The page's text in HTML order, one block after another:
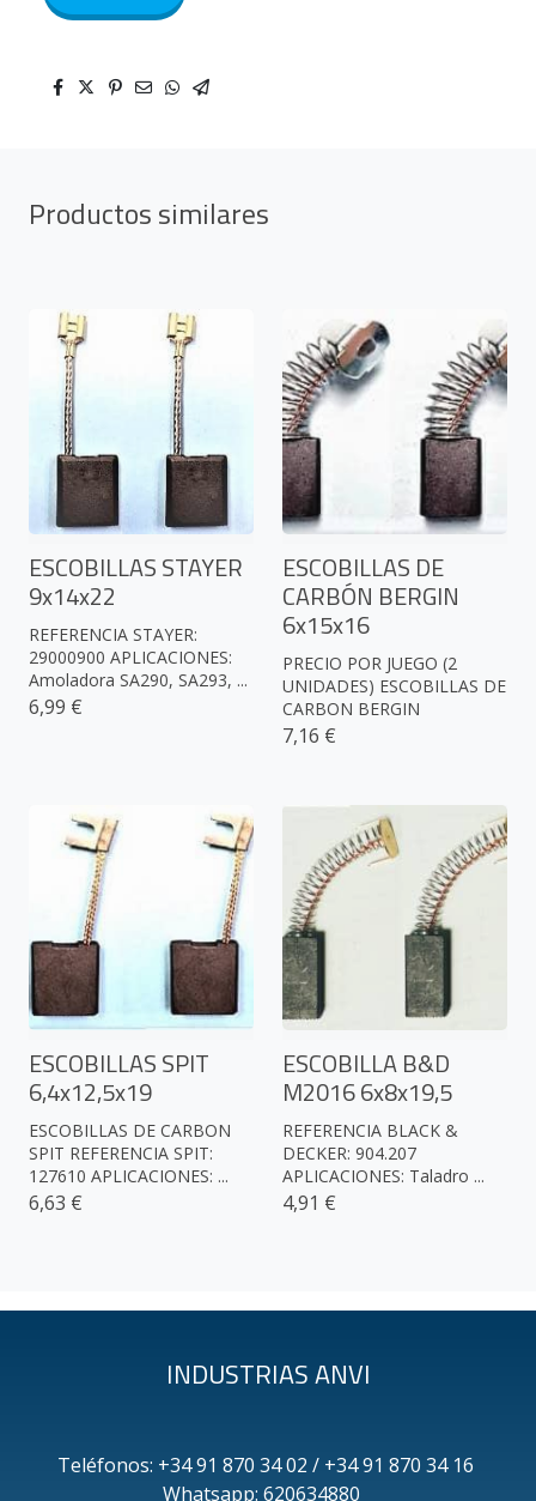
Productos similares
ESCOBILLAS STAYER
9x14x22
REFERENCIA STAYER:
29000900 APLICACIONES:
Amoladora SA290, SA293, ...
6,99 €
ESCOBILLAS DE
CARBÓN BERGIN
6x15x16
PRECIO POR JUEGO (2
UNIDADES) ESCOBILLAS DE
CARBON BERGIN
7,16 €
ESCOBILLAS SPIT
6,4x12,5x19
ESCOBILLAS DE CARBON
SPIT REFERENCIA SPIT:
127610 APLICACIONES: ...
6,63 €
ESCOBILLA B&D
M2016 6x8x19,5
REFERENCIA BLACK &
DECKER: 904.207
APLICACIONES: Taladro ...
4,91 €
INDUSTRIAS ANVI
Teléfonos: +34 91 870 34 02 / +34 91 870 34 16
Whatsapp: 620634880